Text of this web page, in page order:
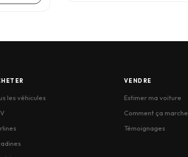
les véhicules
VENDRE
Estimer ma voiture
Comment ça marche
Témoignages